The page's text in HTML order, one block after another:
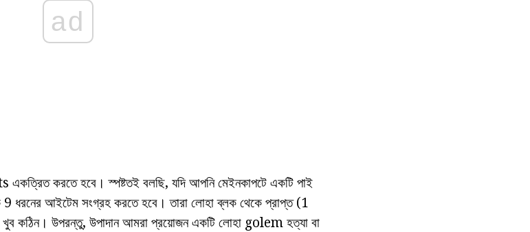
ad
একত্রিত করতে হবে। স্পষ্টতই বলছি, যদি আপনি মেইনকাপটে একটি পাই
ধরনের আইটেম সংগ্রহ করতে হবে। তারা লোহা ব্লক থেকে প্রাপ্ত (1
খুব কঠিন। উপরন্তু, উপাদান আমরা প্রয়োজন একটি লোহা golem হত্যা বা